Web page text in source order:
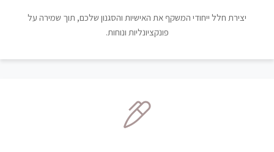
יצירת חלל ייחודי המשקף את האישיות והסגנון שלכם, תוך שמירה על
פונקציונליות ונוחות.